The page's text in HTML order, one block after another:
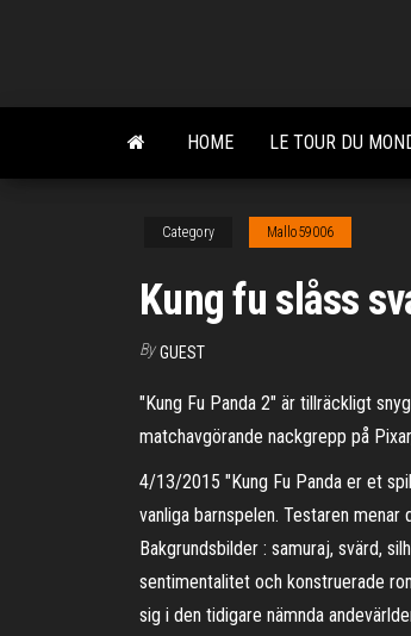
content
HOME LE TOUR DU
Category Mallo59006
Kung fu slåss
By GUEST
"Kung Fu Panda 2" är tillräckligt
matchavgörande nackgrepp på
4/13/2015 "Kung Fu Panda er et
vanliga barnspelen. Testaren
Bakgrundsbilder : samuraj, svärd,
sentimentalitet och konstruerade
sig i den tidigare nämnda